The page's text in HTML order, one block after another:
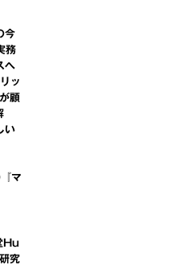
今
務
へ
ッ
顧
い
マ
Hu
究